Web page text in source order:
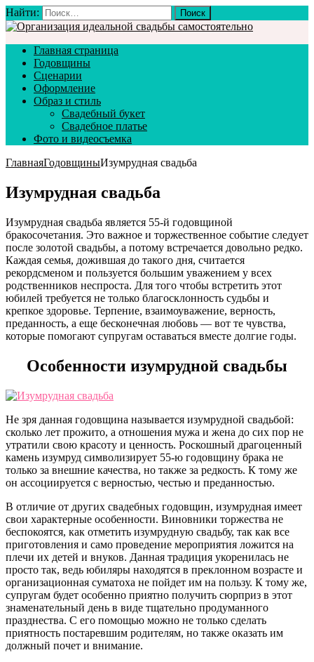
Найти:
Главная страница
Годовщины
Сценарии
Оформление
Образ и стиль
Свадебный букет
Свадебное платье
Фото и видеосъемка
ГлавнаяГодовщиныИзумрудная свадьба
Изумрудная свадьба
Изумрудная свадьба является 55-й годовщиной
бракосочетания. Это важное и торжественное событие следует
после золотой свадьбы, а потому встречается довольно редко.
Каждая семья, дожившая до такого дня, считается
рекордсменом и пользуется большим уважением у всех
родственников неспроста. Для того чтобы встретить этот
юбилей требуется не только благосклонность судьбы и
крепкое здоровье. Терпение, взаимоуважение, верность,
преданность, а еще бесконечная любовь — вот те чувства,
которые помогают супругам оставаться вместе долгие годы.
Особенности изумрудной свадьбы
Не зря данная годовщина называется изумрудной свадьбой:
сколько лет прожито, а отношения мужа и жена до сих пор не
утратили свою красоту и ценность. Роскошный драгоценный
камень изумруд символизирует 55-ю годовщину брака не
только за внешние качества, но также за редкость. К тому же
он ассоциируется с верностью, честью и преданностью.
В отличие от других свадебных годовщин, изумрудная имеет
свои характерные особенности. Виновники торжества не
беспокоятся, как отметить изумрудную свадьбу, так как все
приготовления и само проведение мероприятия ложится на
плечи их детей и внуков. Данная традиция укоренилась не
просто так, ведь юбиляры находятся в преклонном возрасте и
организационная суматоха не пойдет им на пользу. К тому же,
супругам будет особенно приятно получить сюрприз в этот
знаменательный день в виде тщательно продуманного
празднества. С его помощью можно не только сделать
приятность постаревшим родителям, но также оказать им
должный почет и внимание.